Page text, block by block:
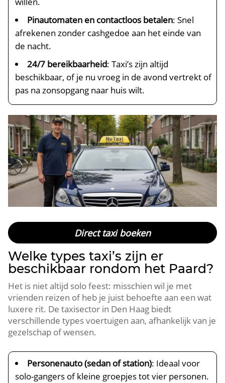
Pinautomaten en contactloos betalen: Snel
afrekenen zonder cashgedoe aan het einde van
de nacht.
24/7 bereikbaarheid: Taxi’s zijn altijd
beschikbaar, of je nu vroeg in de avond vertrekt of
pas na zonsopgang naar huis wilt.
Direct taxi boeken
Welke types taxi’s zijn er
beschikbaar rondom het Paard?
Het is niet altijd solo feest: misschien wil je met
vrienden reizen of heb je juist behoefte aan een wat
luxere rit. De taxisector in Den Haag biedt
verschillende types voertuigen aan, afhankelijk van je
gezelschap of wensen.
Personenauto (sedan of station): Ideaal voor
solo-gangers of kleine groepjes tot vier personen.